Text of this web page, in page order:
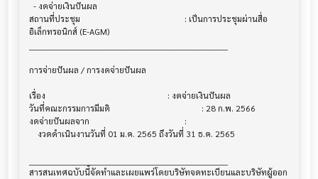
สถานที่ประชุม                            			 : เป็นการประชุมผ่านสื่อ
อิเล็กทรอนิกส์ (E-AGM)
การจ่ายปันผล / การงดจ่ายปันผล
เรื่อง                                  			 : งดจ่ายเงินปันผล
วันที่คณะกรรมการมีมติ                     			 : 28 ก.พ. 2566
งดจ่ายปันผลจาก                         			 :
สารสนเทศฉบับนี้จัดทำและเผยแพร่โดยบริษัทจดทะเบียนและบริษัทผู้ออก